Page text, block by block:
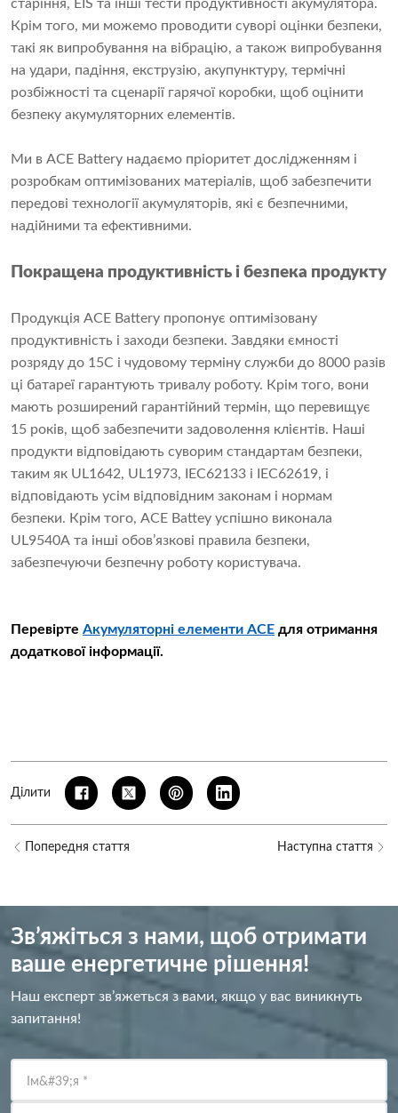
старіння, EIS та інші тести продуктивності акумулятора.
Крім того, ми можемо проводити суворі оцінки безпеки,
такі як випробування на вібрацію, а також випробування
на удари, падіння, екструзію, акупунктуру, термічні
розбіжності та сценарії гарячої коробки, щоб оцінити
безпеку акумуляторних елементів.
Ми в ACE Battery надаємо пріоритет дослідженням і
розробкам оптимізованих матеріалів, щоб забезпечити
передові технології акумуляторів, які є безпечними,
надійними та ефективними.
Покращена продуктивність і безпека продукту
Продукція ACE Battery пропонує оптимізовану
продуктивність і заходи безпеки. Завдяки ємності
розряду до 15C і чудовому терміну служби до 8000 разів
ці батареї гарантують тривалу роботу. Крім того, вони
мають розширений гарантійний термін, що перевищує
15 років, щоб забезпечити задоволення клієнтів. Наші
продукти відповідають суворим стандартам безпеки,
таким як UL1642, UL1973, IEC62133 і IEC62619, і
відповідають усім відповідним законам і нормам
безпеки. Крім того, ACE Battey успішно виконала
UL9540A та інші обов’язкові правила безпеки,
забезпечуючи безпечну роботу користувача.
Перевірте Акумуляторні елементи ACE для отримання
додаткової інформації.
Ділити
Попередня стаття Наступна стаття
Зв’яжіться з нами, щоб отримати
ваше енергетичне рішення!
Наш експерт зв’яжеться з вами, якщо у вас виникнуть
запитання!
Ім&#39;я *